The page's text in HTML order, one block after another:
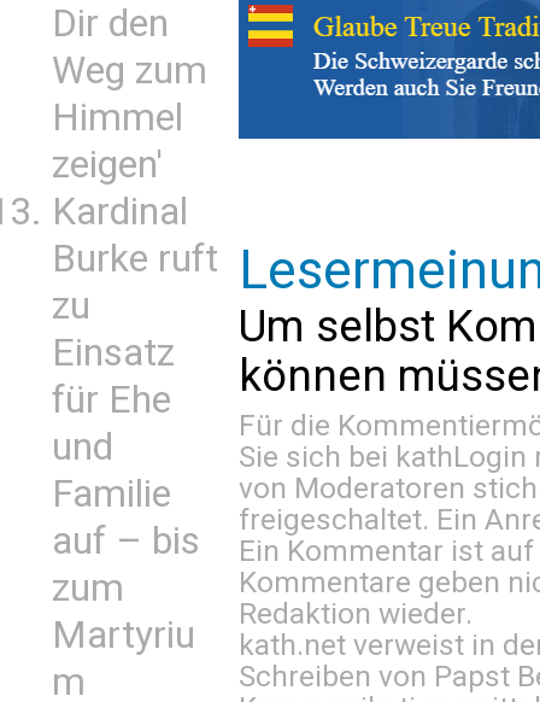
Dir den
Weg zum
Himmel
zeigen'
Kardinal
Burke ruft
zu
Einsatz
für Ehe
und
Familie
auf – bis
zum
Martyriu
m
Um selbst
können
Für die
Sie sich bei kathLogin
von Moderatoren
freigeschaltet. Ein
Ein Kommentar ist
Kommentare geben
Redaktion wieder.
kath.net verweist in
Schreiben von Papst